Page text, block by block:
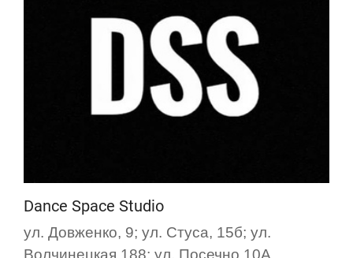
Dance Space Studio
ул. Довженко, 9; ул. Стуса, 15б; ул.
Волчинецкая 188; ул. Посечно 10А